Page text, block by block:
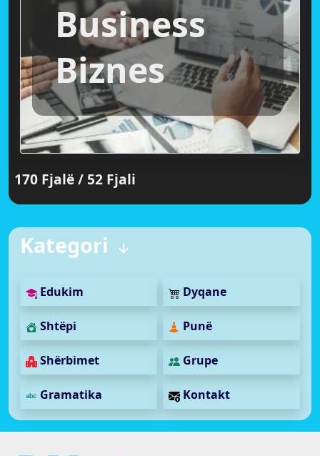
Business
Biznes
170 Fjalë / 52 Fjali
Kategori
Edukim Dyqane
Shtëpi Punë
Shërbimet Grupe
Gramatika Kontakt